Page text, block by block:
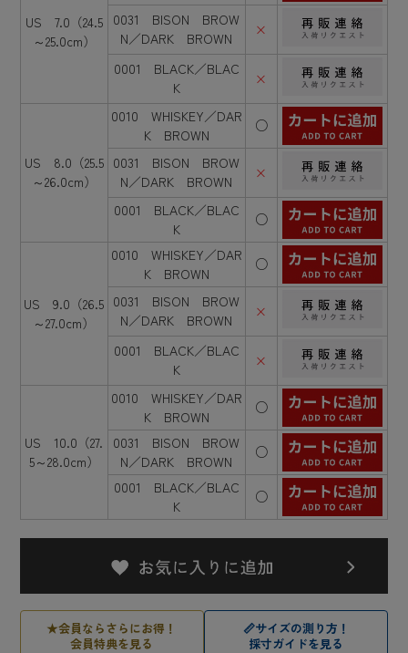
US 7.0（24.5
～25.0cm）
0031 BISON BROW
N／DARK BROWN
×
0001 BLACK／BLAC
K
×
US 8.0（25.5
～26.0cm）
0010 WHISKEY／DAR
K BROWN
○
0031 BISON BROW
N／DARK BROWN
×
0001 BLACK／BLAC
K
○
US 9.0（26.5
～27.0cm）
0010 WHISKEY／DAR
K BROWN
○
0031 BISON BROW
N／DARK BROWN
×
0001 BLACK／BLAC
K
×
US 10.0（27.
5～28.0cm）
0010 WHISKEY／DAR
K BROWN
○
0031 BISON BROW
N／DARK BROWN
○
0001 BLACK／BLAC
K
○
★会員ならさらにお得！
会員特典を見る
📏サイズの測り方！
採寸ガイドを見る